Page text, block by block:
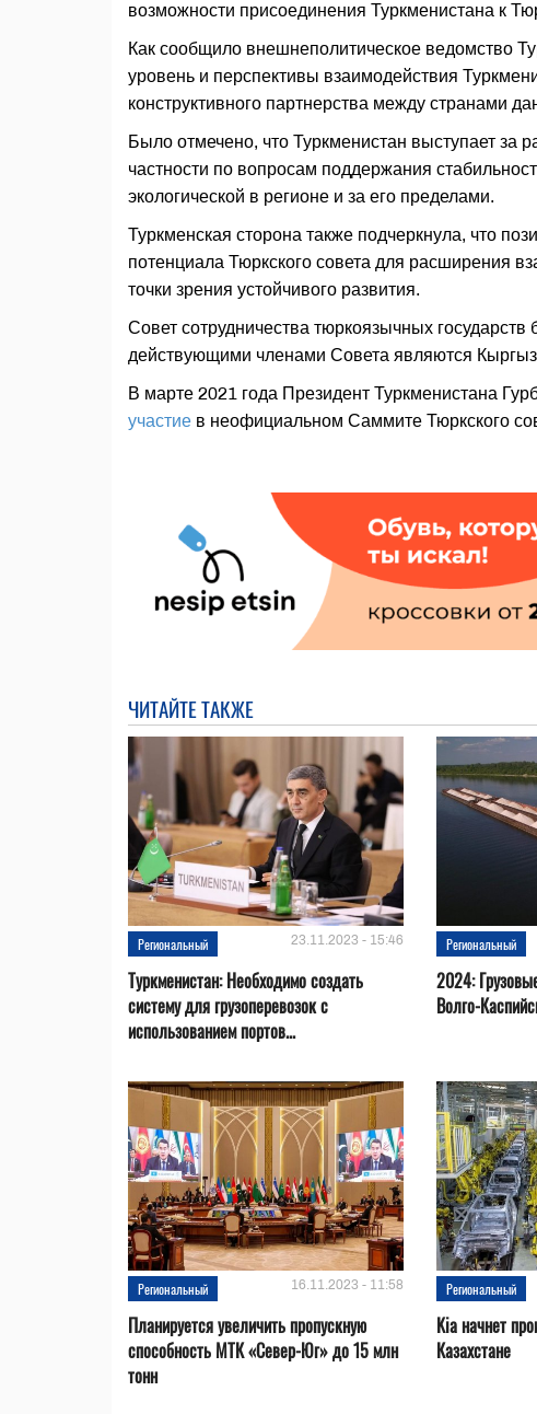
возможности присоединения Туркменистана к
Как сообщило внешнеполитическое ведомство
уровень и перспективы взаимодействия
конструктивного партнерства между странами
Было отмечено, что Туркменистан выступает за
частности по вопросам поддержания
экологической в регионе и за его пределами.
Туркменская сторона также подчеркнула, что
потенциала Тюркского совета для расширения
точки зрения устойчивого развития.
Совет сотрудничества тюркоязычных
действующими членами Совета являются
В марте 2021 года Президент Туркменистана
участие в неофициальном Саммите Тюркского
ЧИТАЙТЕ ТАКЖЕ
Региональный 23.11.2023 - 15:46
Туркменистан: Необходимо создать
систему для грузоперевозок с
использованием портов...
Региональный
2024:
Волго-
Региональный 16.11.2023 - 11:58
Планируется увеличить пропускную
способность МТК «Север-Юг» до 15 млн
тонн
Региональный
Kia начнет
Казахстане